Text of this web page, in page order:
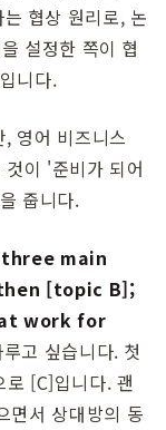
협상 원리로, 논
설정한 쪽이 협
니다.
영어 비즈니스
이 '준비가 되어
줍니다.
main
[topic B];
work for
고 싶습니다. 첫
[C]입니다. 괜
면서 상대방의 동